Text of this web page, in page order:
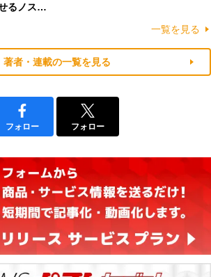
るノス…
一覧を見る
著者・連載の一覧を見る
フォロー フォロー